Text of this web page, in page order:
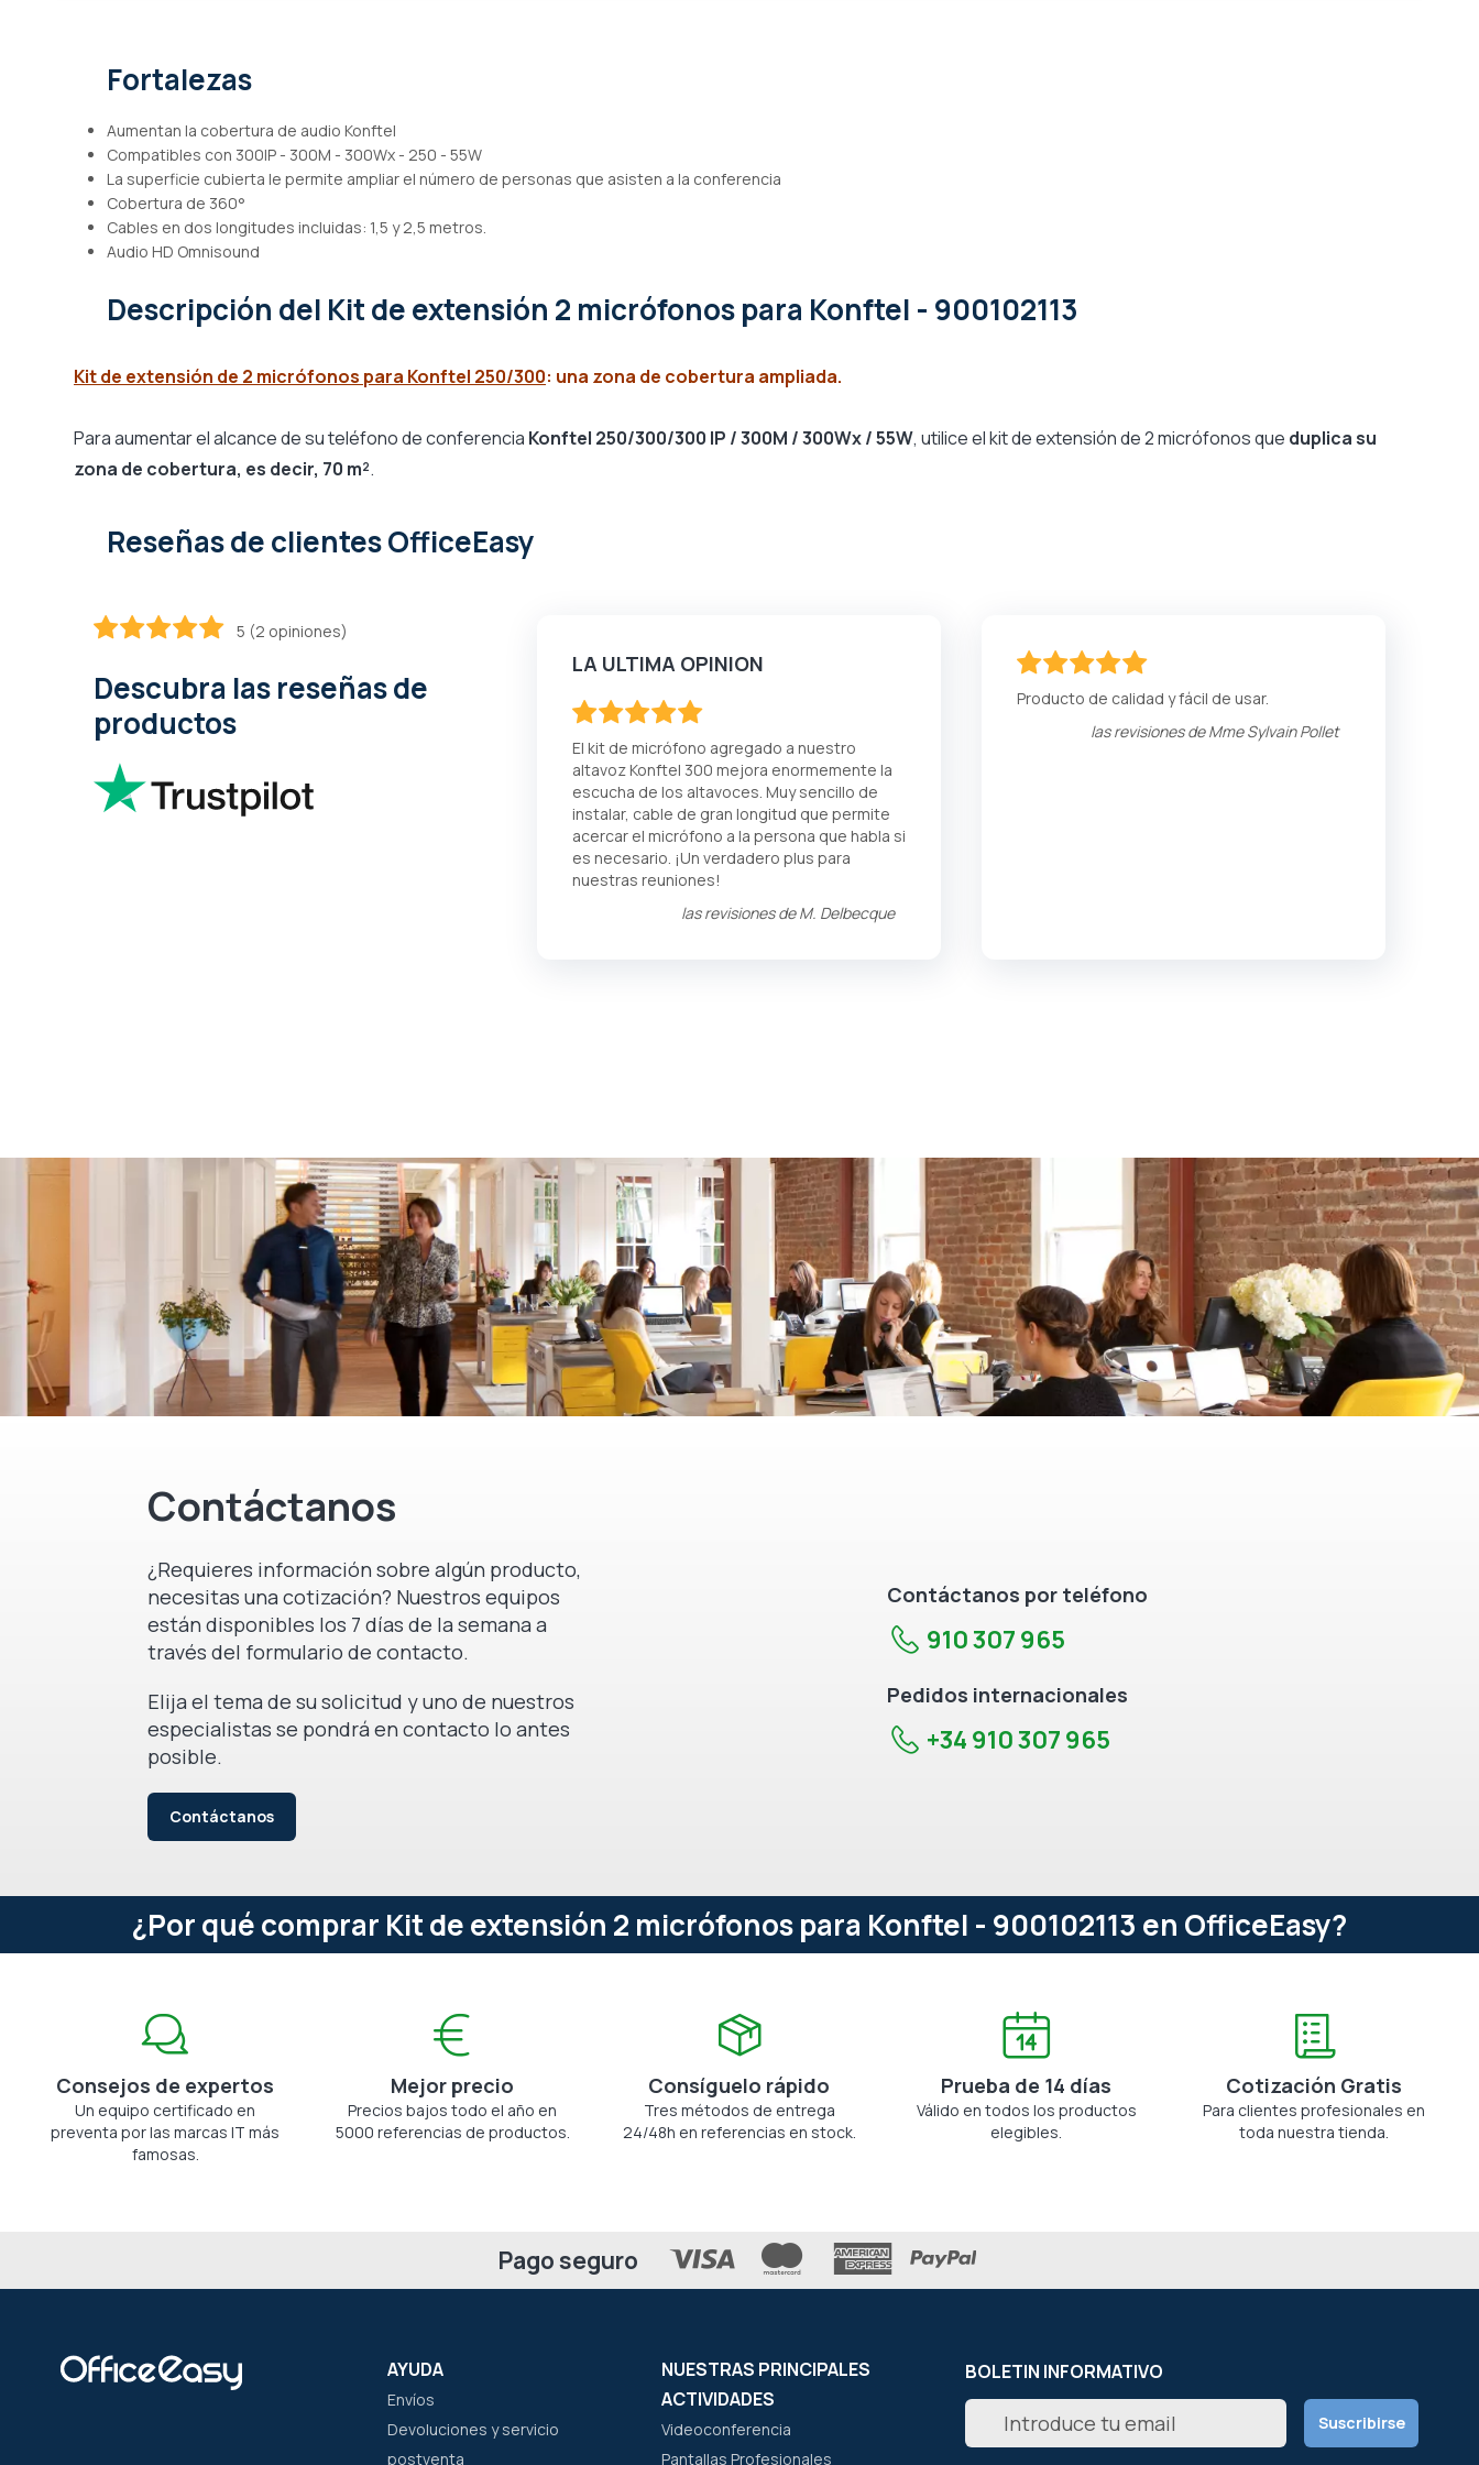
de
Fortalezas
Aumentan la cobertura de audio Konftel
Compatibles con 300IP - 300M - 300Wx - 250 - 55W
La superficie cubierta le permite ampliar el número de personas que asisten a la conferencia
Cobertura de 360°
Cables en dos longitudes incluidas: 1,5 y 2,5 metros.
Audio HD Omnisound
Descripción del Kit de extensión 2 micrófonos para Konftel - 900102113
Kit de extensión de 2 micrófonos para Konftel 250/300: una zona de cobertura ampliada.
Para aumentar el alcance de su teléfono de conferencia Konftel 250/300/300 IP / 300M / 300Wx / 55W, utilice el kit de extensión de 2 micrófonos que duplica su
zona de cobertura, es decir, 70 m².
Reseñas de clientes OfficeEasy
5 (2 opiniones)
Descubra las reseñas de
productos
LA ULTIMA OPINION
El kit de micrófono agregado a nuestro
altavoz Konftel 300 mejora enormemente la
escucha de los altavoces. Muy sencillo de
instalar, cable de gran longitud que permite
acercar el micrófono a la persona que habla si
es necesario. ¡Un verdadero plus para
nuestras reuniones!
las revisiones deM. Delbecque
Producto de calidad y fácil de usar.
las revisiones deMme Sylvain Pollet
Contáctanos
¿Requieres información sobre algún producto,
necesitas una cotización? Nuestros equipos
están disponibles los 7 días de la semana a
través del formulario de contacto.
Elija el tema de su solicitud y uno de nuestros
especialistas se pondrá en contacto lo antes
posible.
Contáctanos
Contáctanos por teléfono
910 307 965
Pedidos internacionales
+34 910 307 965
¿Por qué comprar Kit de extensión 2 micrófonos para Konftel - 900102113 en OfficeEasy?
Consejos de expertos
Un equipo certificado en
preventa por las marcas IT más
famosas.
Mejor precio
Precios bajos todo el año en
5000 referencias de productos.
Consíguelo rápido
Tres métodos de entrega
24/48h en referencias en stock.
Prueba de 14 días
Válido en todos los productos
elegibles.
Cotización Gratis
Para clientes profesionales en
toda nuestra tienda.
Pago seguro
AYUDA
Envíos
Devoluciones y servicio
postventa
NUESTRAS PRINCIPALES
ACTIVIDADES
Videoconferencia
Pantallas Profesionales
BOLETIN INFORMATIVO
Inscríbete
nuestro
Suscribirse